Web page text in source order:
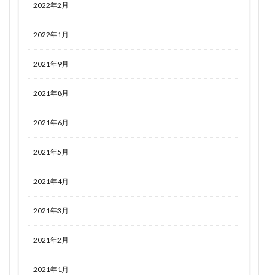
2022年2月
2022年1月
2021年9月
2021年8月
2021年6月
2021年5月
2021年4月
2021年3月
2021年2月
2021年1月